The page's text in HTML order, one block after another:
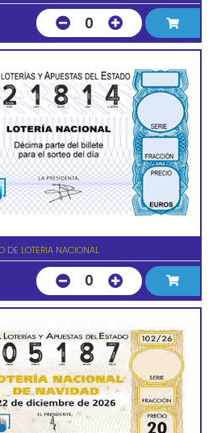
0
DE LOTERIA NACIONAL
0